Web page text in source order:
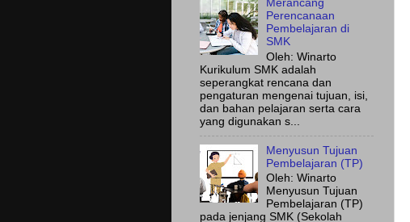
Merancang
Perencanaan
Pembelajaran di
SMK
Oleh: Winarto
Kurikulum SMK adalah
seperangkat rencana dan
pengaturan mengenai tujuan, isi,
dan bahan pelajaran serta cara
yang digunakan s...
Menyusun Tujuan
Pembelajaran (TP)
Oleh: Winarto
Menyusun Tujuan
Pembelajaran (TP)
pada jenjang SMK (Sekolah